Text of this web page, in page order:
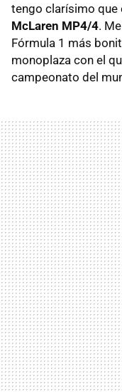
tengo clarísimo que
McLaren MP4/4.
Fórmula 1 más
monoplaza con el
campeonato del